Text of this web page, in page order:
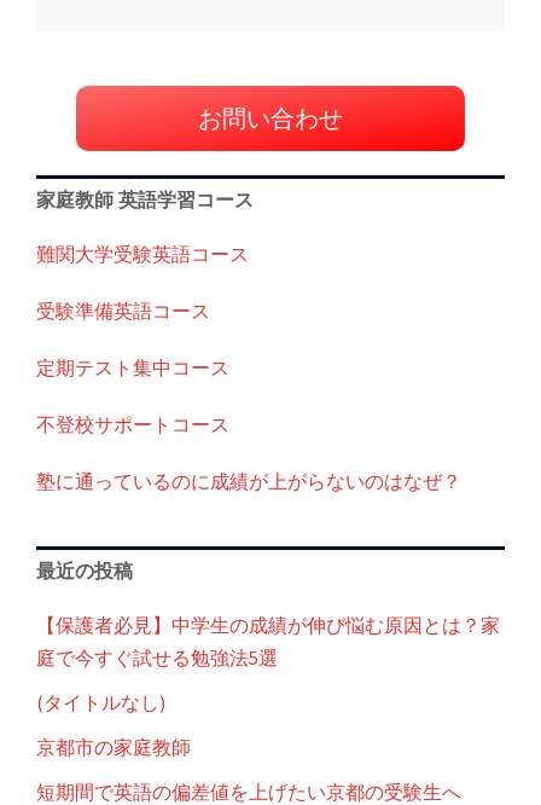
ー
ョ
ン
お問い合わせ
家庭教師 英語学習コース
難関大学受験英語コース
受験準備英語コース
定期テスト集中コース
不登校サポートコース
塾に通っているのに成績が上がらないのはなぜ？
最近の投稿
【保護者必見】中学生の成績が伸び悩む原因とは？家
庭で今すぐ試せる勉強法5選
(タイトルなし)
京都市の家庭教師
短期間で英語の偏差値を上げたい京都の受験生へ